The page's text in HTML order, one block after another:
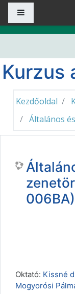
Tovább a fő
Kurzus
Kezdőoldal
Általános
006BA)
Oktató: Kissné
Mogyorósi